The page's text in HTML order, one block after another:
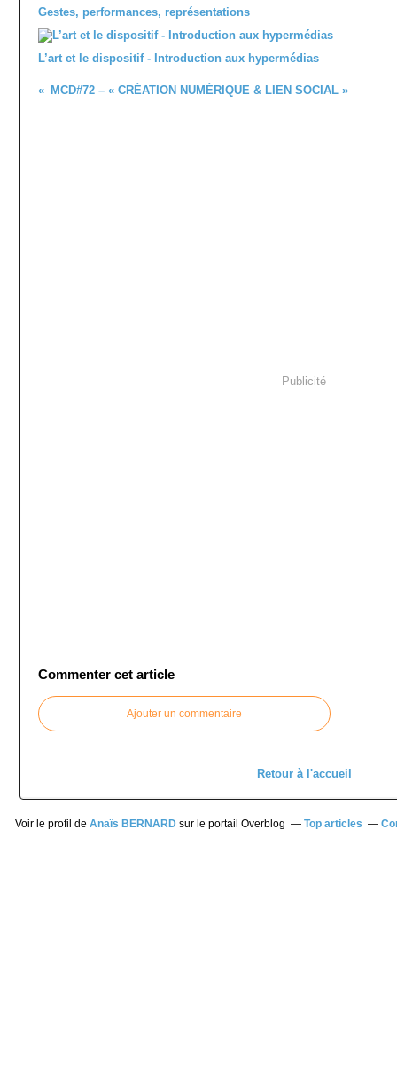
Gestes, performances, représentations
L’art et le dispositif - Introduction aux hypermédias
MCD#72 – « CRÉATION NUMÉRIQUE & LIEN SOCIAL »
Publicité
Commenter cet article
Ajouter un commentaire
Retour à l'accueil
Voir le profil de Anaïs BERNARDsur le portail Overblog Top articles